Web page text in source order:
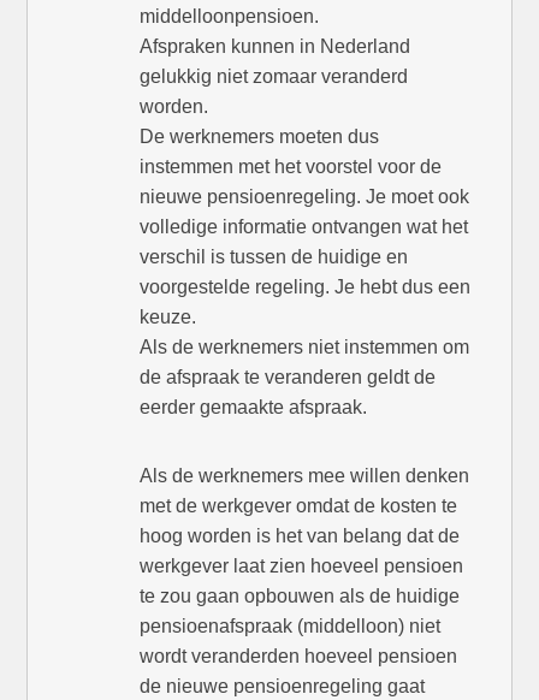
middelloonpensioen.
Afspraken kunnen in Nederland
gelukkig niet zomaar veranderd
worden.
De werknemers moeten dus
instemmen met het voorstel voor de
nieuwe pensioenregeling. Je moet ook
volledige informatie ontvangen wat het
verschil is tussen de huidige en
voorgestelde regeling. Je hebt dus een
keuze.
Als de werknemers niet instemmen om
de afspraak te veranderen geldt de
eerder gemaakte afspraak.
Als de werknemers mee willen denken
met de werkgever omdat de kosten te
hoog worden is het van belang dat de
werkgever laat zien hoeveel pensioen
te zou gaan opbouwen als de huidige
pensioenafspraak (middelloon) niet
wordt veranderden hoeveel pensioen
de nieuwe pensioenregeling gaat